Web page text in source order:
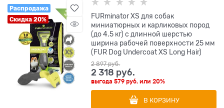
Распродажа
Скидка 20%
FURminator XS для собак
миниатюрных и карликовых пород
(до 4.5 кг) с длинной шерстью
ширина рабочей поверхности 25 мм
(FUR Dog Undercoat XS Long Hair)
2 897 руб.
2 318 руб.
выгода579 руб. или20%
В КОРЗИНУ